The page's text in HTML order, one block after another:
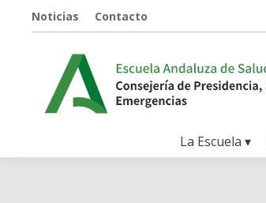
Noticias Contacto
La Escuela ▾